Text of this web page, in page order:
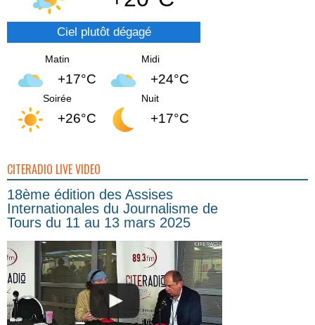
Ciel plutôt dégagé
Matin
+17°C
Midi
+24°C
Soirée
+26°C
Nuit
+17°C
CITERADIO LIVE VIDEO
18ème édition des Assises
Internationales du Journalisme de
Tours du 11 au 13 mars 2025